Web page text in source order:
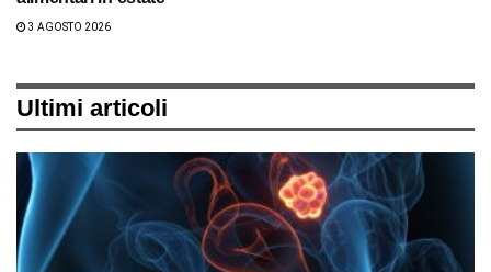
3 AGOSTO 2026
Ultimi articoli